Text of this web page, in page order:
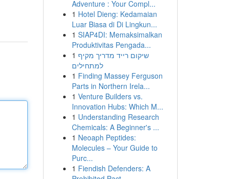
Adventure : Your Compl...
1 Hotel Dieng: Kedamaian
Luar Biasa di Di Lingkun...
1 SIAP4DI: Memaksimalkan
Produktivitas Pengada...
1 שיקום רייד מדריך מקיף
למתחילים
1 Finding Massey Ferguson
Parts in Northern Irela...
1 Venture Builders vs.
Innovation Hubs: Which M...
1 Understanding Research
Chemicals: A Beginner's ...
1 Neoaph Peptides:
Molecules – Your Guide to
Purc...
1 Fiendish Defenders: A